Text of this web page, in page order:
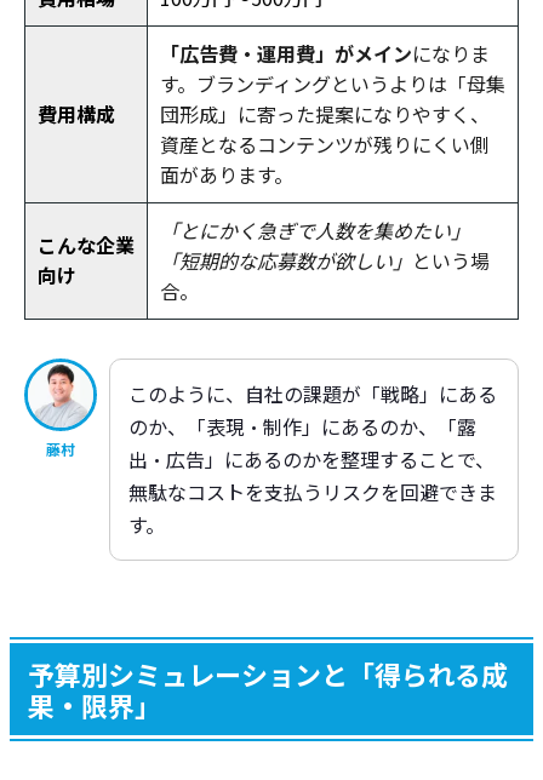
費用構成
「広告費・運用費」がメインになりま
す。ブランディングというよりは「母集
団形成」に寄った提案になりやすく、
資産となるコンテンツが残りにくい側
面があります。
こんな企業
向け
「とにかく急ぎで人数を集めたい」
「短期的な応募数が欲しい」 という場
合。
藤村
このように、自社の課題が「戦略」にある
のか、「表現・制作」にあるのか、「露
出・広告」にあるのかを整理することで、
無駄なコストを支払うリスクを回避できま
す。
予算別シミュレーションと「得られる成
果・限界」